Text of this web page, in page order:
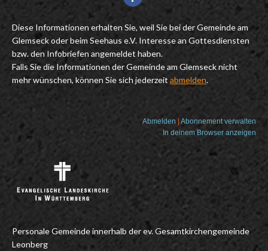
Diese Informationen erhalten Sie, weil Sie bei der Gemeinde am
Glemseck oder beim Seehaus e.V. Interesse an Gottesdiensten
bzw. den Infobriefen angemeldet haben.
Falls Sie die Informationen der Gemeinde am Glemseck nicht
mehr wünschen, können Sie sich jederzeit abmelden.
Abmelden
Abonnement verwalten
In deinem Browser anzeigen
Personale Gemeinde innerhalb der ev. Gesamtkirchengemeinde
Leonberg